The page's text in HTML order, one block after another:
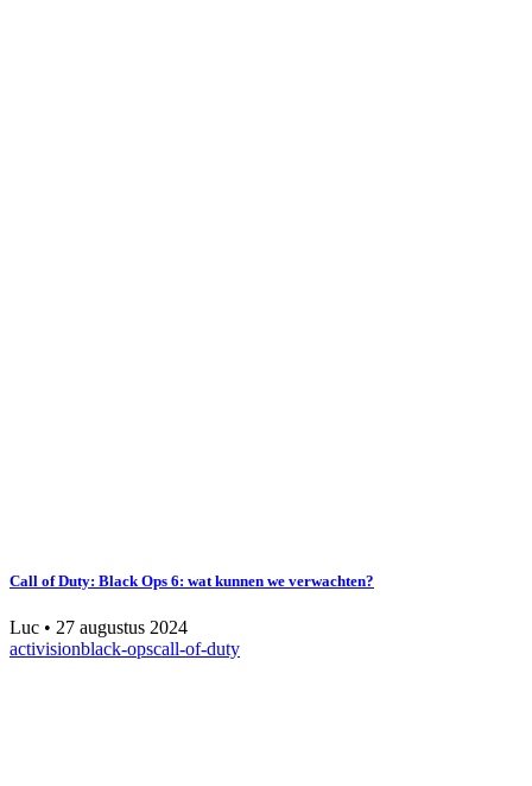
Call of Duty: Black Ops 6: wat kunnen we verwachten?
Luc • 27 augustus 2024
activisionblack-opscall-of-duty